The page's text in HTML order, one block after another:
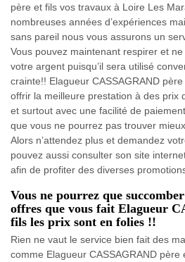
père et fils vos travaux à Loire Les
nombreuses années d’expériences
sans pareil nous vous assurons un
Vous pouvez maintenant respirer et
votre argent puisqu’il sera utilisé
crainte!! Elagueur CASSAGRAND
offrir la meilleure prestation à des prix
et surtout avec une facilité de
que vous ne pourrez pas trouver
Alors n’attendez plus et demandez
pouvez aussi consulter son site
afin de profiter des diverses
Vous ne pourrez que
offres que vous fait Elagueur
fils les prix sont en folies !!
Rien ne vaut le service bien fait des
comme Elagueur CASSAGRAND